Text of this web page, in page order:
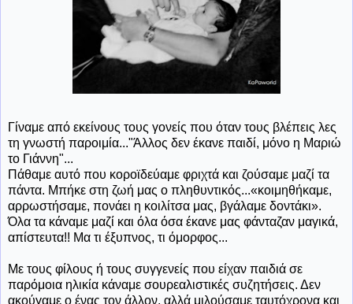
Γίναμε από εκείνους τους γονείς που όταν τους βλέπεις λες
τη γνωστή παροιμία..."Άλλος δεν έκανε παιδί, μόνο η Μαριώ
το Γιάννη"...
Πάθαμε αυτό που κοροϊδεύαμε φριχτά και ζούσαμε μαζί τα
πάντα. Μπήκε στη ζωή μας ο πληθυντικός...«κοιμηθήκαμε,
αρρωστήσαμε, πονάει η κοιλίτσα μας, βγάλαμε δοντάκι».
Όλα τα κάναμε μαζί και όλα όσα έκανε μας φάνταζαν μαγικά,
απίστευτα!! Μα τι έξυπνος, τι όμορφος...
Με τους φίλους ή τους συγγενείς που είχαν παιδιά σε
παρόμοια ηλικία κάναμε σουρεαλιστικές συζητήσεις. Δεν
ακούγαμε ο ένας τον άλλον, αλλά μιλούσαμε ταυτόχρονα και